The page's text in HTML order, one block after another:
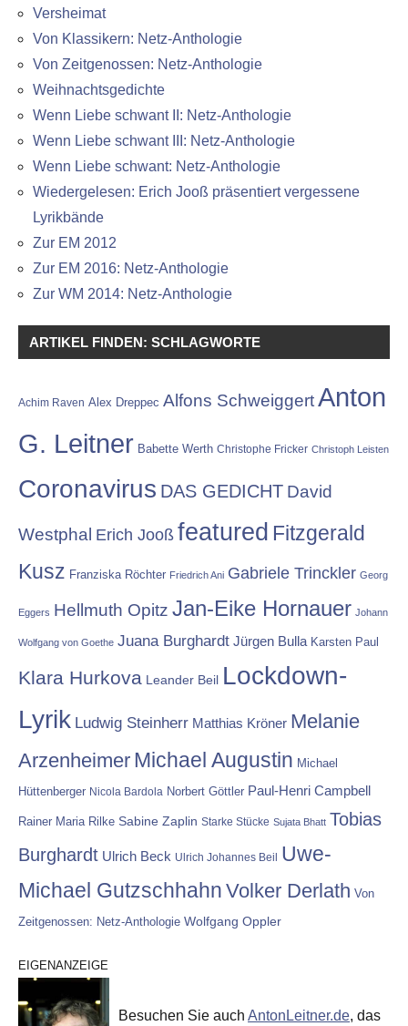
Versheimat
Von Klassikern: Netz-Anthologie
Von Zeitgenossen: Netz-Anthologie
Weihnachtsgedichte
Wenn Liebe schwant II: Netz-Anthologie
Wenn Liebe schwant III: Netz-Anthologie
Wenn Liebe schwant: Netz-Anthologie
Wiedergelesen: Erich Jooß präsentiert vergessene
Lyrikbände
Zur EM 2012
Zur EM 2016: Netz-Anthologie
Zur WM 2014: Netz-Anthologie
ARTIKEL FINDEN: SCHLAGWORTE
Achim Raven Alex Dreppec Alfons Schweiggert Anton
G. Leitner Babette Werth Christophe Fricker Christoph Leisten
Coronavirus DAS GEDICHT David
Westphal Erich Jooß featured Fitzgerald
Kusz Franziska Röchter Friedrich Ani Gabriele Trinckler Georg
Eggers Hellmuth Opitz Jan-Eike Hornauer Johann
Wolfgang von Goethe Juana Burghardt Jürgen Bulla Karsten Paul
Klara Hurkova Leander Beil Lockdown-
Lyrik Ludwig Steinherr Matthias Kröner Melanie
Arzenheimer Michael Augustin Michael
Hüttenberger Nicola Bardola Norbert Göttler Paul-Henri Campbell
Rainer Maria Rilke Sabine Zaplin Starke Stücke Sujata Bhatt Tobias
Burghardt Ulrich Beck Ulrich Johannes Beil Uwe-
Michael Gutzschhahn Volker Derlath Von
Zeitgenossen: Netz-Anthologie Wolfgang Oppler
EIGENANZEIGE
Besuchen Sie auch AntonLeitner.de, das